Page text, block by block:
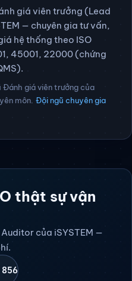
giá viên trưởng (Lead
— chuyên gia tư vấn,
hệ thống theo ISO
45001, 22000 (chứng
Đánh giá viên trưởng của
môn. Đội ngũ chuyên gia
thật sự vận
của iSYSTEM —